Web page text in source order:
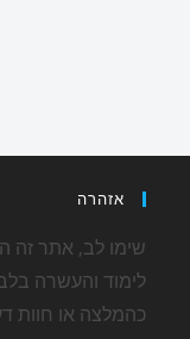
אזהרה
שימו לב, אתר זה
לימוד והעשרה
כהמלצה או חוות